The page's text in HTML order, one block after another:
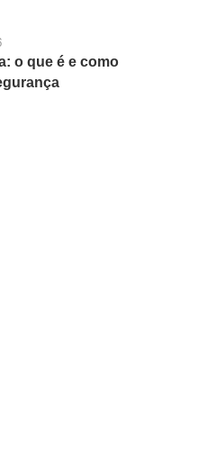
o que é e como